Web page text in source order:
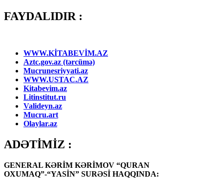
FAYDALIDIR :
WWW.KİTABEVİM.AZ
Aztc.gov.az (tərcümə)
Mucrunesriyyati.az
WWW.USTAC.AZ
Kitabevim.az
Litinstitut.ru
Valideyn.az
Mucru.art
Olaylar.az
ADƏTİMİZ :
GENERAL KƏRİM KƏRİMOV “QURAN
OXUMAQ”-“YASİN” SURƏSİ HAQQINDA: